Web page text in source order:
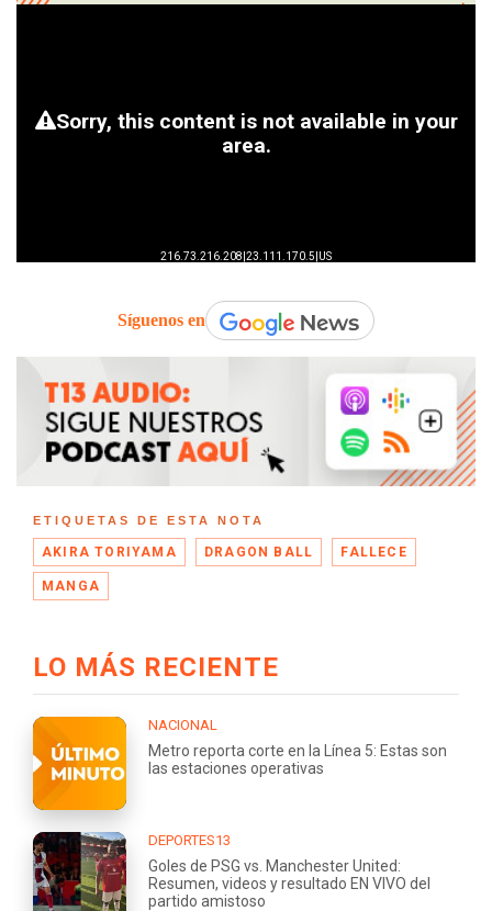
Síguenos en
ETIQUETAS DE ESTA NOTA
AKIRA TORIYAMA DRAGON BALL FALLECE
MANGA
LO MÁS RECIENTE
NACIONAL
Metro reporta corte en la Línea 5: Estas son
las estaciones operativas
DEPORTES13
Goles de PSG vs. Manchester United:
Resumen, videos y resultado EN VIVO del
partido amistoso